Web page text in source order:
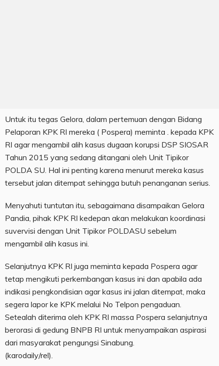
Untuk itu tegas Gelora, dalam pertemuan dengan Bidang
Pelaporan KPK RI mereka ( Pospera) meminta . kepada KPK
RI agar mengambil alih kasus dugaan korupsi DSP SIOSAR
Tahun 2015 yang sedang ditangani oleh Unit Tipikor
POLDA SU. Hal ini penting karena menurut mereka kasus
tersebut jalan ditempat sehingga butuh penanganan serius.
Menyahuti tuntutan itu, sebagaimana disampaikan Gelora
Pandia, pihak KPK RI kedepan akan melakukan koordinasi
suvervisi dengan Unit Tipikor POLDASU sebelum
mengambil alih kasus ini.
Selanjutnya KPK RI juga meminta kepada Pospera agar
tetap mengikuti perkembangan kasus ini dan apabila ada
indikasi pengkondisian agar kasus ini jalan ditempat, maka
segera lapor ke KPK melalui No Telpon pengaduan.
Setealah diterima oleh KPK RI massa Pospera selanjutnya
berorasi di gedung BNPB RI untuk menyampaikan aspirasi
dari masyarakat pengungsi Sinabung.
(karodaily/rel).